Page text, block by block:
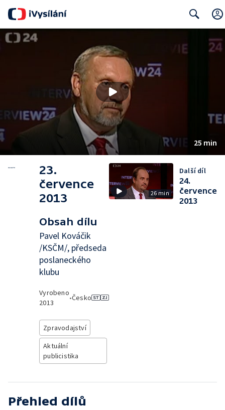
25 min
23.
července
2013
Obsah dílu
Pavel Kováčik
/KSČM/, předseda
poslaneckého
klubu
Vyrobeno
2013
•Česko
Zpravodajství
Aktuální
publicistika
26 min
Další díl
24.
července
2013
Přehled dílů